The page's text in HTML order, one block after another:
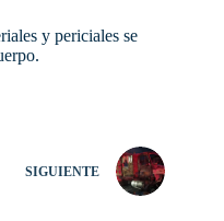
y periciales se
SIGUIENTE